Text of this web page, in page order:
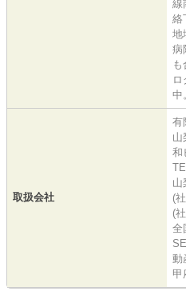
線
絡
地
病
中
取扱会社
有
山
和
山
(
(
全
動
甲